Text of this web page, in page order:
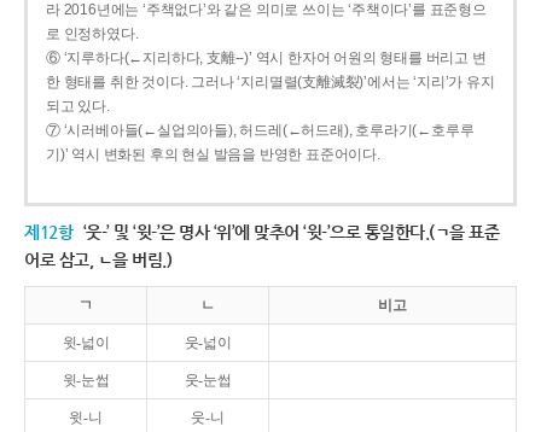
라 2016년에는 ‘주책없다’와 같은 의미로 쓰이는 ‘주책이다’를 표준형으
로 인정하였다.
⑥ ‘지루하다(←지리하다, 支離--)’ 역시 한자어 어원의 형태를 버리고 변
한 형태를 취한 것이다. 그러나 ‘지리멸렬(支離滅裂)’에서는 ‘지리’가 유지
되고 있다.
⑦ ‘시러베아들(←실업의아들), 허드레(←허드래), 호루라기(←호루루
기)’ 역시 변화된 후의 현실 발음을 반영한 표준어이다.
제12항 ‘웃-’ 및 ‘윗-’은 명사 ‘위’에 맞추어 ‘윗-’으로 통일한다.(ㄱ을 표준
어로 삼고, ㄴ을 버림.)
ㄱ ㄴ 비고
윗-넓이 웃-넓이
윗-눈썹 웃-눈썹
윗-니 웃-니